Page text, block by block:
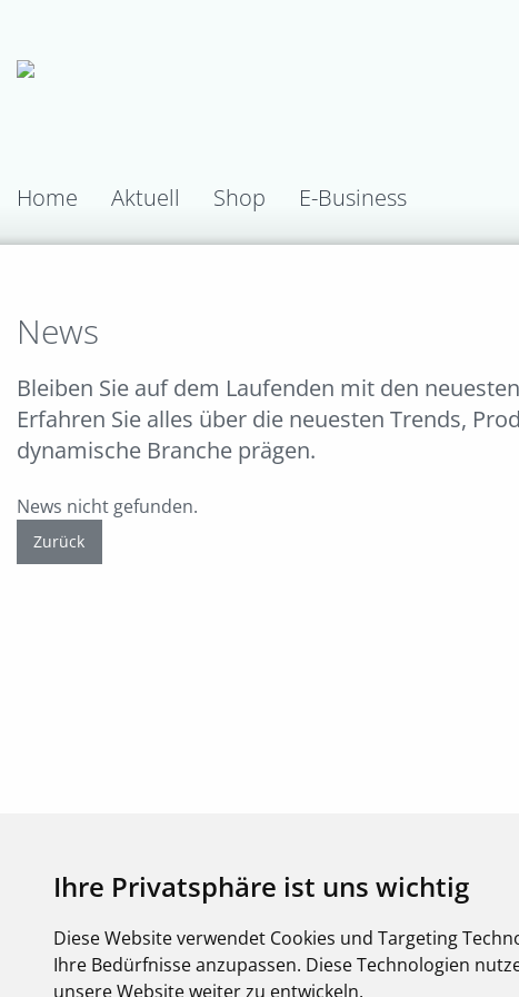
Ihre Privatsphäre ist uns wichtig
Diese Website verwendet Cookies und Targeting
Ihre Bedürfnisse anzupassen. Diese Technologien
unsere Website weiter zu entwickeln.
Home Aktuell Shop E-Business
News
Bleiben Sie auf dem Laufenden mit den
Erfahren Sie alles über die neuesten Trends,
dynamische Branche prägen.
News nicht gefunden.
Zurück